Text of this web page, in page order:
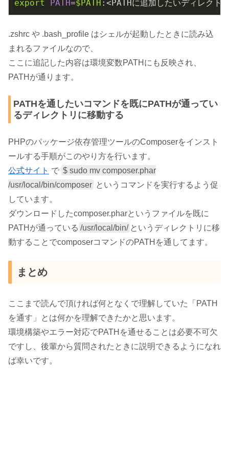
export PATH=$PATH :<PATHに追加したいディレクト
.zshrc や .bash_profile はシェルが起動したときに読み込
まれるファイルなので、
ここに追記した内容は環境変数PATHにも反映され、
PATHが通ります。
PATHを通したいコマンドを既にPATHが通ってい
るディレクトリに移動する
PHPのパッケージ依存管理ツールのComposerをインスト
ールする手順がこのやり方を行います。
公式サイト で $ sudo mv composer.phar
/usr/local/bin/composer というコマンドを実行するよう促
しています。
ダウンロードしたcomposer.pharというファイルを既に
PATHが通っている /usr/local/bin/ というディレクトリに移
動することでcomposerコマンドのPATHを通してます。
まとめ
ここまで読んで頂ければ何となくで理解していた「PATH
を通す」とは何かを理解できたかと思います。
環境構築やエラー対応でPATHを通せることは必要不可欠
ですし、後輩から質問されたときに説明できるようになれ
ば幸いです。